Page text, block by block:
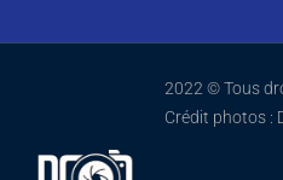
2022 © Tous
Crédit photos :